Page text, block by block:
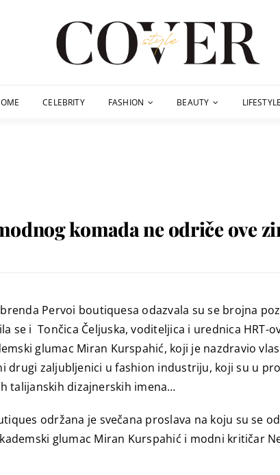
CELEBRITY FASHION BEAUTY LIFESTYLE
komada ne odriče ove
Pervoi boutiquesa odazvala su se brojna
se i Tončica Čeljuska, voditeljica i urednica HRT-
glumac Miran Kurspahić, koji je nazdravio
drugi zaljubljenici u fashion industriju, koji su u
talijanskih dizajnerskih imena…
održana je svečana proslava na koju su se
glumac Miran Kurspahić i modni kritičar